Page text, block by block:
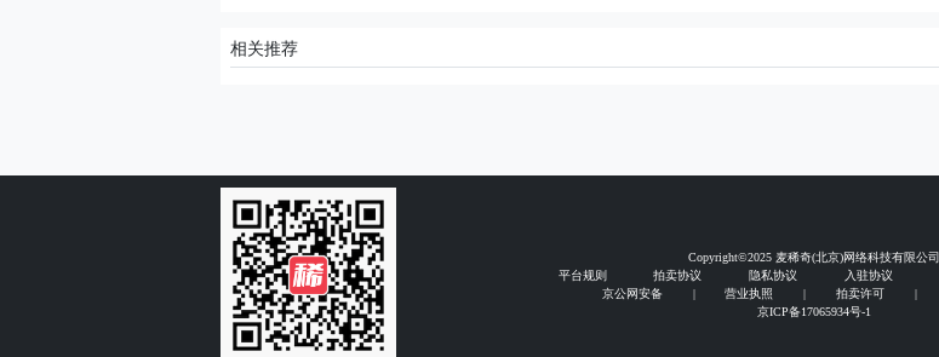
相关推荐
Copyright©2025 麦稀奇(北京)网络科技有限公司
平台规则
拍卖协议 隐私协议 入驻协议
京公网安备
| 营业执照 | 拍卖许可 |
京ICP备17065934号-1